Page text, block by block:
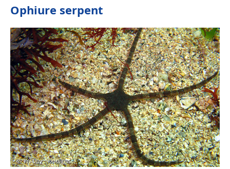
Ophiure serpent